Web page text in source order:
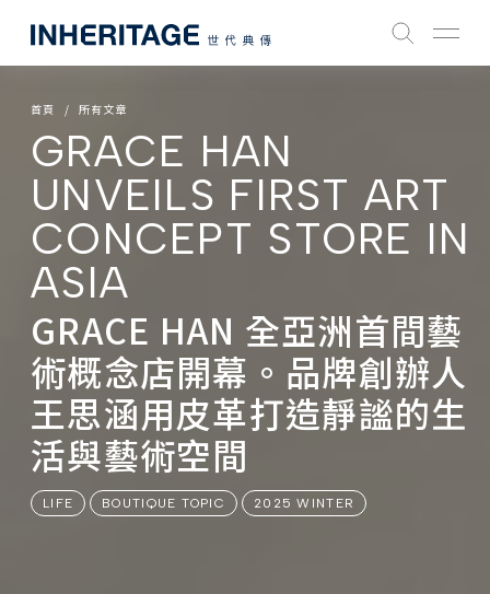
首頁 所有文章
GRACE HAN
UNVEILS FIRST ART
CONCEPT STORE IN
ASIA
GRACE HAN 全亞洲首間藝
術概念店開幕。品牌創辦人
王思涵用皮革打造靜謐的生
活與藝術空間
LIFE BOUTIQUE TOPIC 2025 WINTER